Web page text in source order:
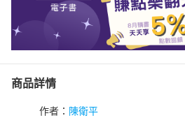
商品詳情
作者： 陳衛平